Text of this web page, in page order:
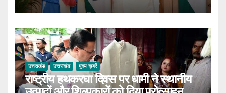
उत्तराखंड उत्तराखंड मुख्य ख़बरें
राष्ट्रीय हथकरघा दिवस पर धामी ने स्थानीय